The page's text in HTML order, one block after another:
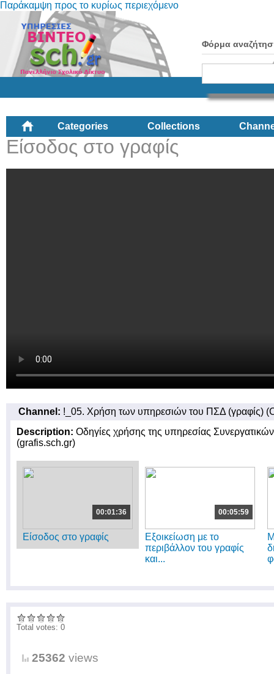
Παράκαμψη προς το κυρίως περιεχόμενο
Φόρμα
Categories Collections
Είσοδος στο γραφίς
Channel: !_05. Χρήση των υπηρεσιών του ΠΣΔ (γραφίς)
Description: Οδηγίες χρήσης της υπηρεσίας
(grafis.sch.gr)
Είσοδος στο γραφίς
00:01:36
Εξοικείωση με το
περιβάλλον του γραφίς
και...
00:05:59
Total votes: 0
25362 views